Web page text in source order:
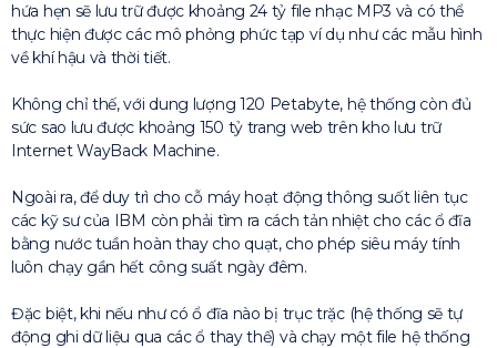
hứa hẹn sẽ lưu trữ được khoảng 24 tỷ file nhạc MP3 và có thể
thực hiện được các mô phỏng phức tạp ví dụ như các mẫu hình
về khí hậu và thời tiết.
Không chỉ thế, với dung lượng 120 Petabyte, hệ thống còn đủ
sức sao lưu được khoảng 150 tỷ trang web trên kho lưu trữ
Internet WayBack Machine.
Ngoài ra, để duy trì cho cỗ máy hoạt động thông suốt liên tục
các kỹ sư của IBM còn phải tìm ra cách tản nhiệt cho các ổ đĩa
bằng nước tuần hoàn thay cho quạt, cho phép siêu máy tính
luôn chạy gần hết công suất ngày đêm.
Đặc biệt, khi nếu như có ổ đĩa nào bị trục trặc (hệ thống sẽ tự
động ghi dữ liệu qua các ổ thay thế) và chạy một file hệ thống